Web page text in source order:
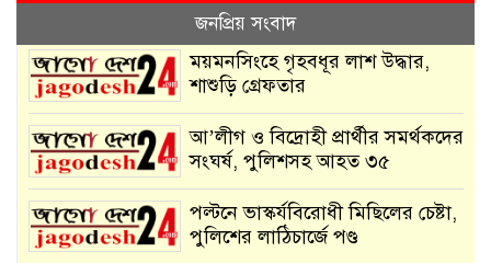
জনপ্রিয় সংবাদ
ময়মনসিংহে গৃহবধূর লাশ উদ্ধার,
শাশুড়ি গ্রেফতার
আ’লীগ ও বিদ্রোহী প্রার্থীর সমর্থকদের
সংঘর্ষ, পুলিশসহ আহত ৩৫
পল্টনে ভাস্কর্যবিরোধী মিছিলের চেষ্টা,
পুলিশের লাঠিচার্জে পণ্ড